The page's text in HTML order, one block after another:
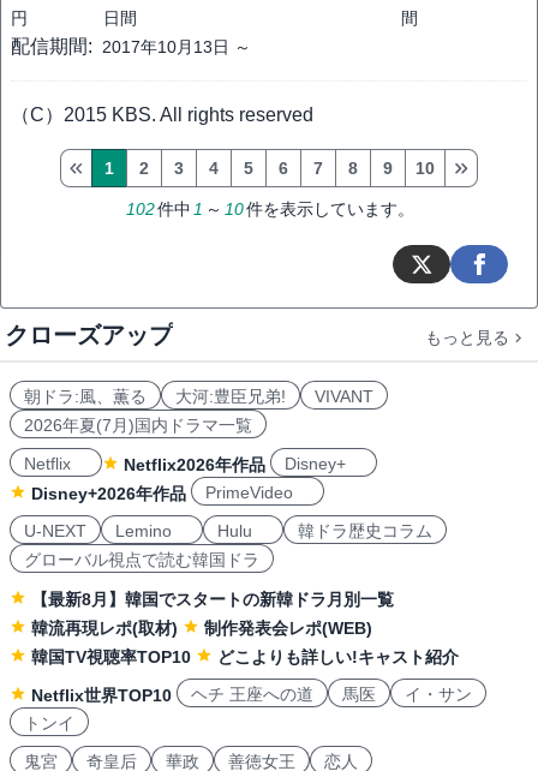
円
日間
間
配信期間: 2017年10月13日 ～
（C）2015 KBS. All rights reserved
102件中 1 ～ 10件を表示しています。
1 2 3 4 5 6 7 8 9 10
クローズアップ もっと見る
朝ドラ:風、薫る 大河:豊臣兄弟!
VIVANT
2026年夏(7月)国内ドラマ一覧
Netflix
Netflix2026年作品
Disney+
Disney+2026年作品
PrimeVideo
U-NEXT
Lemino Hulu
韓ドラ歴史コラム
グローバル視点で読む韓国ドラ
【最新8月】韓国でスタートの新韓ドラ月別一覧
韓流再現レポ(取材)
制作発表会レポ(WEB)
韓国TV視聴率TOP10
どこよりも詳しい!キャスト紹介
Netflix世界TOP10
ヘチ 王座への道 馬医
イ・サン
トンイ
鬼宮
奇皇后 華政 善徳女王 恋人